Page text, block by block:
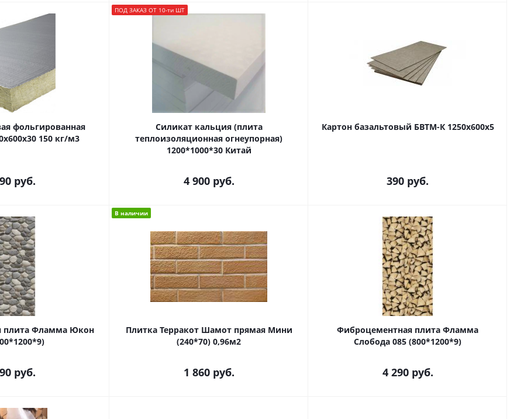
фольгированная
150 кг/м3
руб.
ПОД ЗАКАЗ ОТ 10-ти ШТ
Силикат кальция (плита
теплоизоляционная огнеупорная)
1200*1000*30 Китай
4 900руб.
Картон базальтовый БВТМ-К 1250х600х5
390 руб.
плита Фламма Юкон
руб.
В наличии
Плитка Терракот Шамот прямая Мини
(240*70) 0,96м2
1 860руб.
Фиброцементная плита Фламма
Слобода 085 (800*1200*9)
4 290руб.